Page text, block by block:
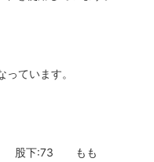
ています。
股下:73 もも